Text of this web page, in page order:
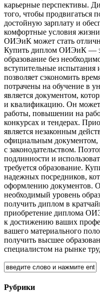
карьерные перспективы.
того, чтобы продвигаться
достойную зарплату и
комфортные условия
ОИЭиК может стать
Купить диплом ОИЭиК —
образование без
вступительные испытания
позволяет сэкономить
потрачены на обучение в
является документом,
и квалификацию. Он может
работы, повышении на
конкурсах и тендерах.
является незаконным
официальным документом,
с законодательством.
подлинности и
требуется образование.
надежных посредников,
оформлению документов.
необходимый уровень
получить диплом в
приобретение диплома
к достижению ваших
вашего материального
получить высшее
специалистом на рынке
Рубрики